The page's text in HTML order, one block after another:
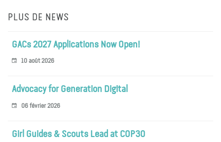
PLUS DE NEWS
GACs 2027 Applications Now Open!
10 août 2026
Advocacy for Generation Digital
06 février 2026
Girl Guides & Scouts Lead at COP30